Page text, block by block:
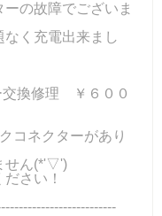
の故障でございま
く充電出来まし
換修理 ￥６００
コネクターがあり
せん(*'▽')
さい！